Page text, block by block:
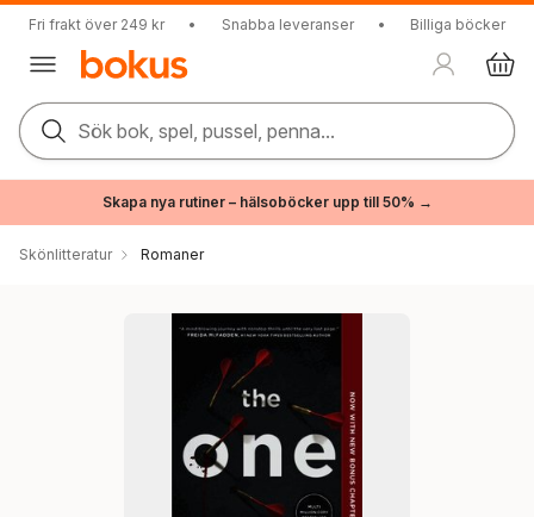
Fri frakt över 249 kr • Snabba leveranser • Billiga böcker
Sök bok, spel, pussel, penna...
Skapa nya rutiner – hälsoböcker upp till 50% →
Skönlitteratur Romaner